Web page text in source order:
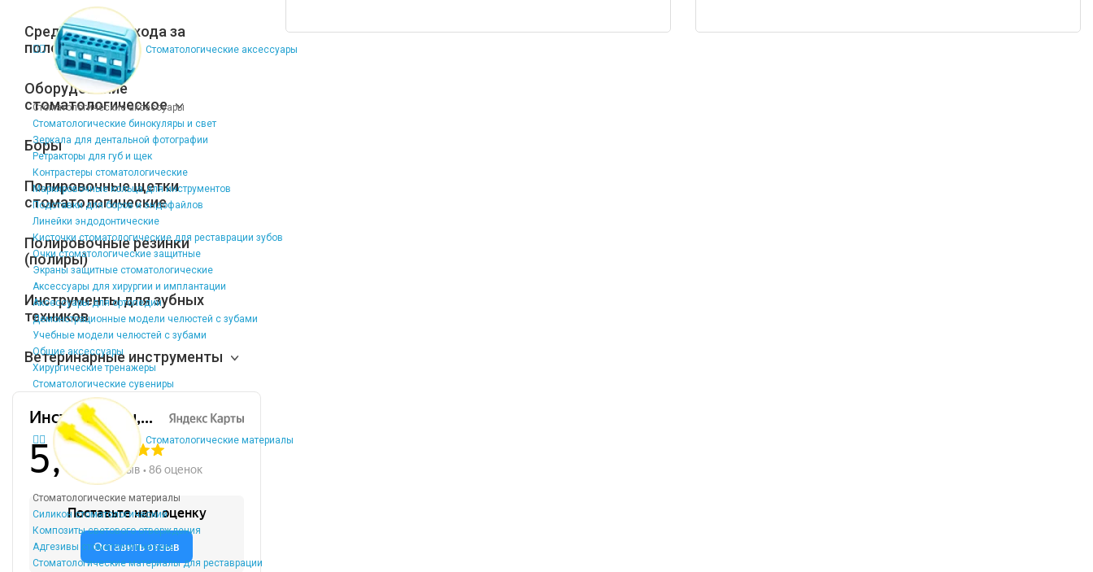
Стоматологические аксессуары
Стоматологические аксессуары
Стоматологические бинокуляры и свет
Зеркала для дентальной фотографии
Ретракторы для губ и щек
Контрастеры стоматологические
Маркировочные кольца для инструментов
Подставки для боров и эндофайлов
Линейки эндодонтические
Кисточки стоматологические для реставрации зубов
Очки стоматологические защитные
Экраны защитные стоматологические
Аксессуары для хирургии и имплантации
Аксессуары для ортопедии
Демонстрационные модели челюстей с зубами
Учебные модели челюстей с зубами
Общие аксессуары
Хирургические тренажеры
Стоматологические сувениры
Стоматологические материалы
Стоматологические материалы
Силикон стоматологический
Композиты светового отверждения
Адгезивы стоматологические
Стоматологические материалы для реставрации
Средства для ухода за
полостью рта
Оборудование
стоматологическое
Боры
Полировочные щетки
стоматологические
Полировочные резинки
(полиры)
Инструменты для зубных
техников
Ветеринарные инструменты